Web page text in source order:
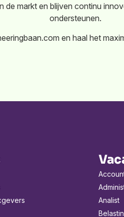
de markt en blijven continu
ondersteunen.
en haal het
Analist